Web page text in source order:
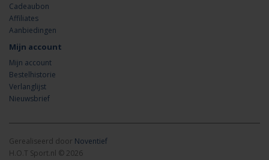
Cadeaubon
Affiliates
Aanbiedingen
Mijn account
Mijn account
Bestelhistorie
Verlanglijst
Nieuwsbrief
Gerealiseerd door Noventief
H.O.T Sport.nl © 2026